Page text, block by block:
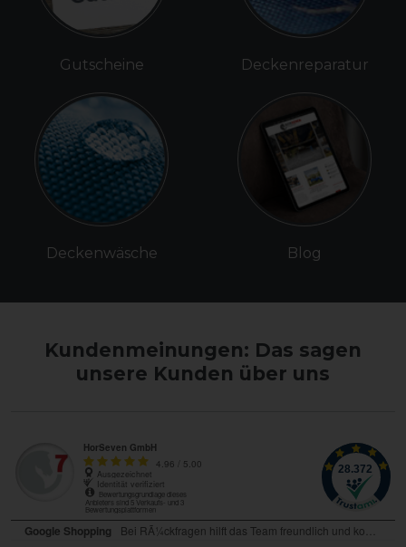
Gutscheine
Deckenwäsche
Deckenreparatur
Blog
Kundenmeinungen: Das sagen
unsere Kunden über uns